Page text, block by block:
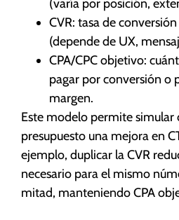
(varía por posición,
CVR: tasa de
(depende de UX,
CPA/CPC objetivo:
pagar por conversión o
margen.
Este modelo permite simular
presupuesto una mejora en
ejemplo, duplicar la CVR
necesario para el mismo
mitad, manteniendo CPA